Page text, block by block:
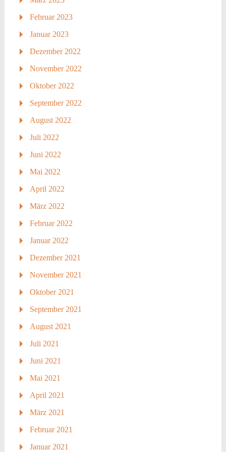
Februar 2023
Januar 2023
Dezember 2022
November 2022
Oktober 2022
September 2022
August 2022
Juli 2022
Juni 2022
Mai 2022
April 2022
März 2022
Februar 2022
Januar 2022
Dezember 2021
November 2021
Oktober 2021
September 2021
August 2021
Juli 2021
Juni 2021
Mai 2021
April 2021
März 2021
Februar 2021
Januar 2021